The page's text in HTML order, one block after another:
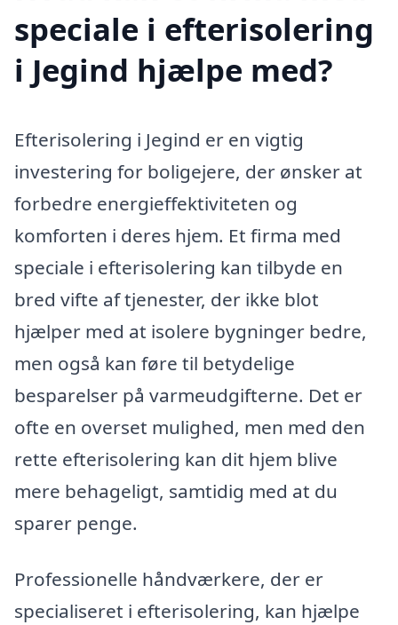
speciale i efterisolering
i Jegind hjælpe med?
Efterisolering i Jegind er en vigtig
investering for boligejere, der ønsker at
forbedre energieffektiviteten og
komforten i deres hjem. Et firma med
speciale i efterisolering kan tilbyde en
bred vifte af tjenester, der ikke blot
hjælper med at isolere bygninger bedre,
men også kan føre til betydelige
besparelser på varmeudgifterne. Det er
ofte en overset mulighed, men med den
rette efterisolering kan dit hjem blive
mere behageligt, samtidig med at du
sparer penge.
Professionelle håndværkere, der er
specialiseret i efterisolering, kan hjælpe